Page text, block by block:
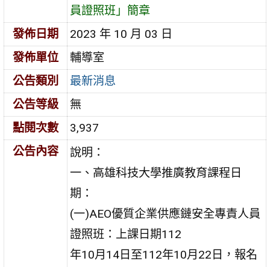
員證照班」簡章
發佈日期
2023 年 10 月 03 日
發佈單位
輔導室
公告類別
最新消息
公告等級
無
點閱次數
3,937
公告內容
說明：
一、高雄科技大學推廣教育課程日
期：
(一)AEO優質企業供應鏈安全專責人員
證照班：上課日期112
年10月14日至112年10月22日，報名